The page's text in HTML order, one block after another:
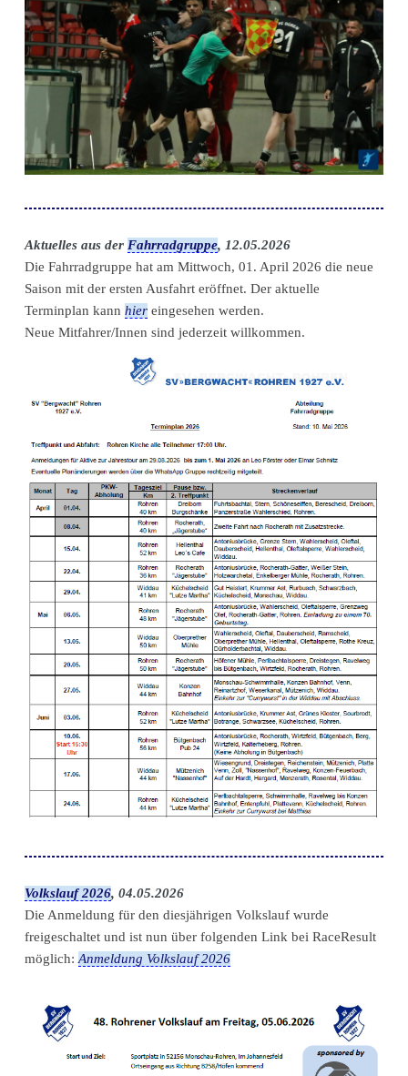
Aktuelles aus der Fahrradgruppe, 12.05.2026
Die Fahrradgruppe hat am Mittwoch, 01. April 2026 die neue
Saison mit der ersten Ausfahrt eröffnet. Der aktuelle
Terminplan kann hiereingesehen werden.
Neue Mitfahrer/Innen sind jederzeit willkommen.
Volkslauf 2026, 04.05.2026
Die Anmeldung für den diesjährigen Volkslauf wurde
freigeschaltet und ist nun über folgenden Link bei RaceResult
möglich: Anmeldung Volkslauf 2026